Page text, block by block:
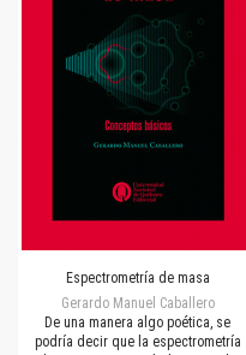
Espectrometría de masa
Gerardo Manuel Caballero
De una manera algo poética, se
podría decir que la espectrometría